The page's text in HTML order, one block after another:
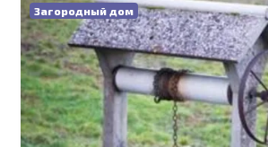
Загородный дом